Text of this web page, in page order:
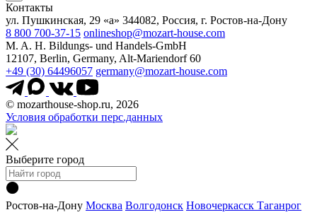
Контакты
ул. Пушкинская, 29 «а» 344082, Россия, г. Ростов-на-Дону
8 800 700-37-15 onlineshop@mozart-house.com
M. A. H. Bildungs- und Handels-GmbH
12107, Berlin, Germany, Alt-Mariendorf 60
+49 (30) 64496057 germany@mozart-house.com
© mozarthouse-shop.ru, 2026
Условия обработки перс.данных
Выберите город
Ростов-на-Дону Москва Волгодонск Новочеркасск Таганрог